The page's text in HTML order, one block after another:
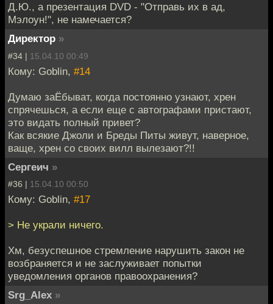
Д.Ю., а презентация DVD - "Отправь их в ад,
Мэлоун!", не намечается?
Директор »
#34 | 15.04.10 00:49
Кому: Goblin, #14
Думаю заЁбыват, когда постоянно узнают, хрен
спрячешься, а если еще с автографами пристают,
это видать полный привет?
Как всякие Джоли и Бреды Питы живут, наверное,
ваще, хрен со своих вилл вылезают?!!
Сергеич »
#36 | 15.04.10 00:50
Кому: Goblin, #17
> Не украли ничего.
Хм, безуспешное стремление нарушить закон не
возбраняется и не заслуживает попытки
уведомления органов правоохранения?
Srg_Alex »